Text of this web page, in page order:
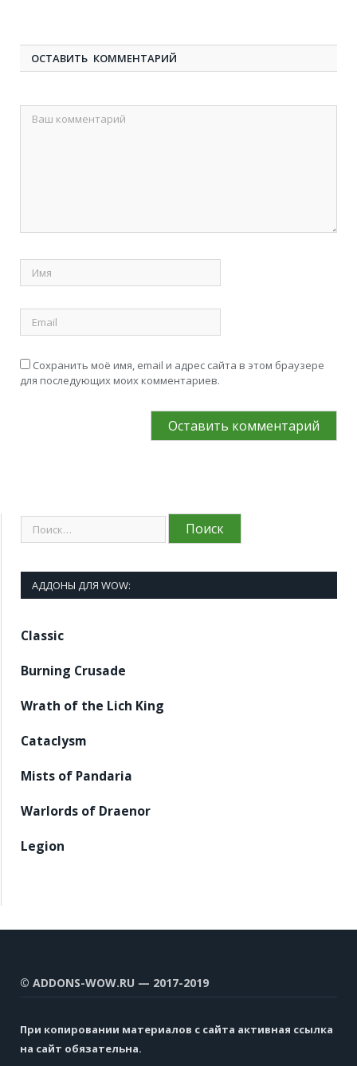
ОСТАВИТЬ КОММЕНТАРИЙ
Сохранить моё имя, email и адрес сайта в этом браузере
для последующих моих комментариев.
АДДОНЫ ДЛЯ WOW:
Classic
Burning Crusade
Wrath of the Lich King
Cataclysm
Mists of Pandaria
Warlords of Draenor
Legion
© ADDONS-WOW.RU — 2017-2019
При копировании материалов с сайта активная ссылка
на сайт обязательна.